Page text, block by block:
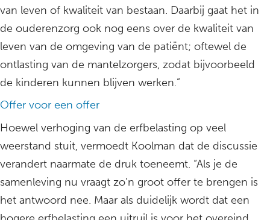
van leven of kwaliteit van bestaan. Daarbij gaat het in
de ouderenzorg ook nog eens over de kwaliteit van
leven van de omgeving van de patiënt; oftewel de
ontlasting van de mantelzorgers, zodat bijvoorbeeld
de kinderen kunnen blijven werken.”
Offer voor een offer
Hoewel verhoging van de erfbelasting op veel
weerstand stuit, vermoedt Koolman dat de discussie
verandert naarmate de druk toeneemt. “Als je de
samenleving nu vraagt zo’n groot offer te brengen is
het antwoord nee. Maar als duidelijk wordt dat een